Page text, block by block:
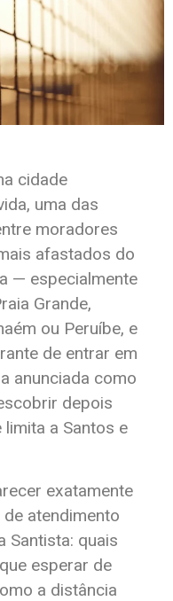
cidade
uma das
moradores
afastados do
— especialmente
Grande,
ou Peruíbe, e
de entrar em
anunciada como
depois
a Santos e
exatamente
atendimento
Santista: quais
esperar de
a distância